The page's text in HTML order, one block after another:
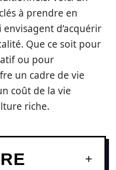
à prendre en
d’acquérir
Que ce soit pour
ou pour
un cadre de vie
coût de la vie
riche.